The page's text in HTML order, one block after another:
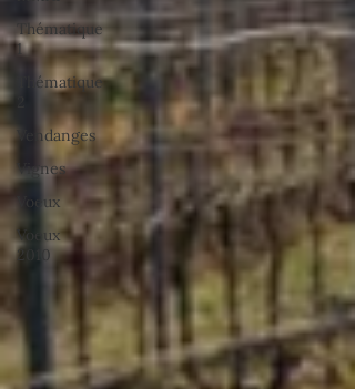
Thématique
1
Thématique
Vendanges
Vignes
Voeux
Voeux
2010